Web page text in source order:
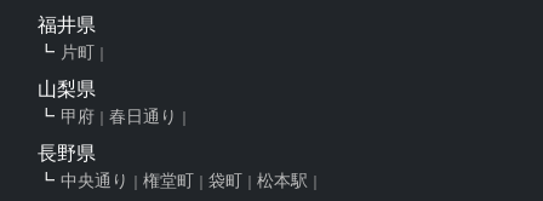
福井県
片町
山梨県
甲府 春日通り
長野県
中央通り 権堂町 袋町 松本駅